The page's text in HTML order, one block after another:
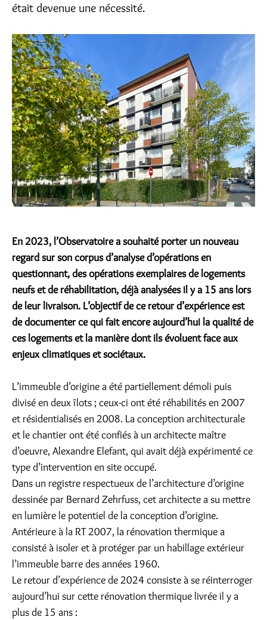
était devenue une nécessité.
En 2023, l’Observatoire a souhaité porter un nouveau
regard sur son corpus d’analyse d’opérations en
questionnant, des opérations exemplaires de logements
neufs et de réhabilitation, déjà analysées il y a 15 ans lors
de leur livraison. L’objectif de ce retour d’expérience est
de documenter ce qui fait encore aujourd’hui la qualité de
ces logements et la manière dont ils évoluent face aux
enjeux climatiques et sociétaux.
L’immeuble d’origine a été partiellement démoli puis
divisé en deux îlots ; ceux-ci ont été réhabilités en 2007
et résidentialisés en 2008. La conception architecturale
et le chantier ont été confiés à un architecte maître
d’oeuvre, Alexandre Elefant, qui avait déjà expérimenté ce
type d’intervention en site occupé.
Dans un registre respectueux de l’architecture d’origine
dessinée par Bernard Zehrfuss, cet architecte a su mettre
en lumière le potentiel de la conception d’origine.
Antérieure à la RT 2007, la rénovation thermique a
consisté à isoler et à protéger par un habillage extérieur
l’immeuble barre des années 1960.
Le retour d’expérience de 2024 consiste à se réinterroger
aujourd’hui sur cette rénovation thermique livrée il y a
plus de 15 ans :